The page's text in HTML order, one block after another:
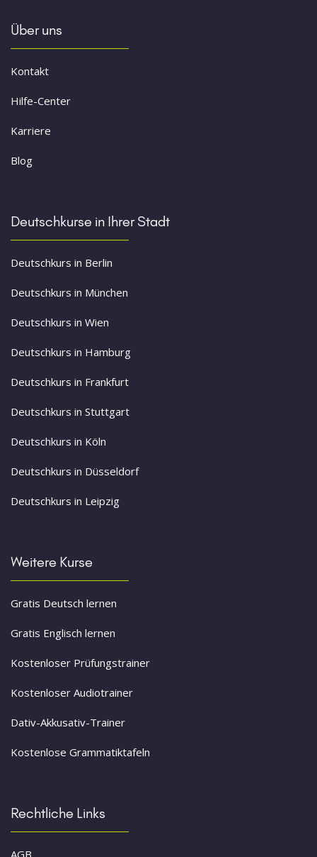
Über uns
Kontakt
Hilfe-Center
Karriere
Blog
Deutschkurse in Ihrer Stadt
Deutschkurs in Berlin
Deutschkurs in München
Deutschkurs in Wien
Deutschkurs in Hamburg
Deutschkurs in Frankfurt
Deutschkurs in Stuttgart
Deutschkurs in Köln
Deutschkurs in Düsseldorf
Deutschkurs in Leipzig
Weitere Kurse
Gratis Deutsch lernen
Gratis Englisch lernen
Kostenloser Prüfungstrainer
Kostenloser Audiotrainer
Dativ-Akkusativ-Trainer
Kostenlose Grammatiktafeln
Rechtliche Links
AGB